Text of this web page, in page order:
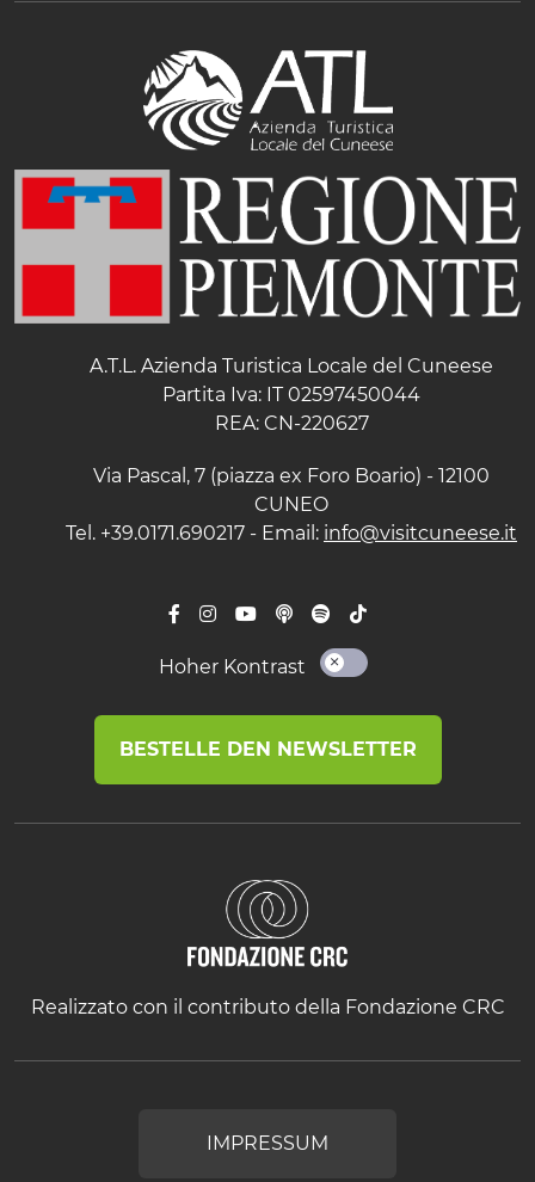
A.T.L. Azienda Turistica Locale del Cuneese
Partita Iva: IT 02597450044
REA: CN-220627
Via Pascal, 7 (piazza ex Foro Boario) - 12100
CUNEO
Tel. +39.0171.690217 - Email: info@visitcuneese.it
Hoher Kontrast
BESTELLE DEN NEWSLETTER
Realizzato con il contributo della Fondazione CRC
IMPRESSUM